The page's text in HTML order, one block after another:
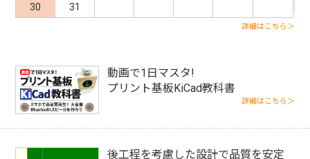
30
31
詳細はこちら＞
動画で1日マスタ!
プリント基板KiCad教科書
詳細はこちら＞
後工程を考慮した設計で品質を安定